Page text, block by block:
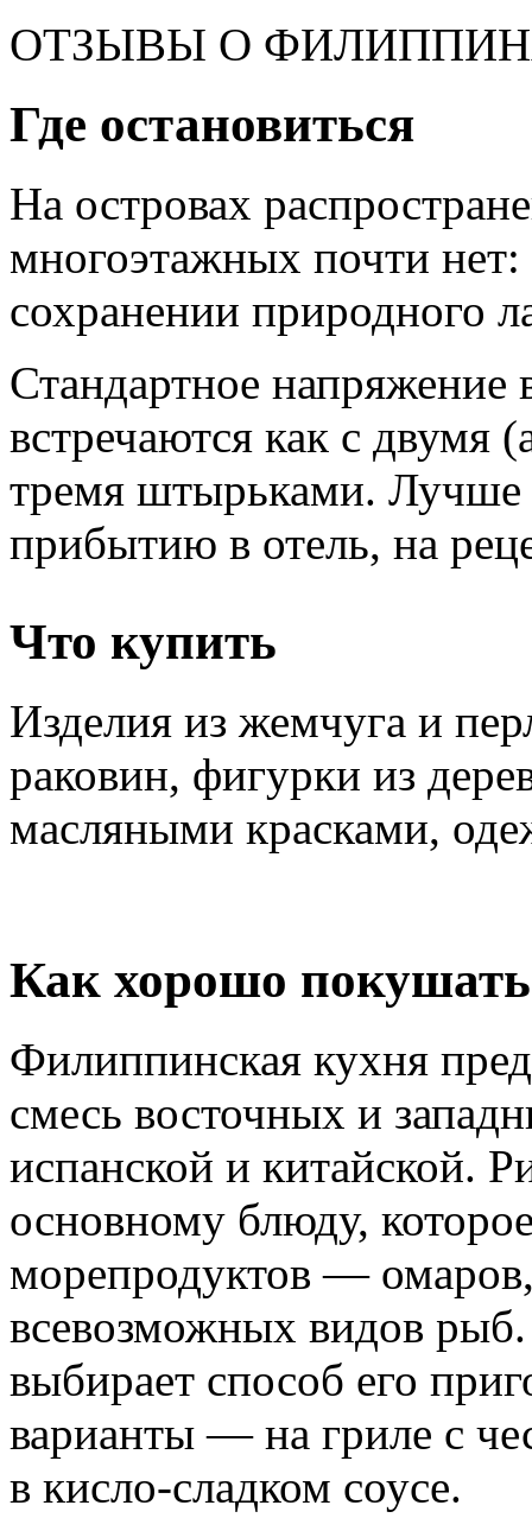
ОТЗЫВЫ О
Где остановиться
На островах
многоэтажных почти нет:
сохранении природного
Стандартное напряжение
встречаются как с двумя
тремя штырьками. Лучше
прибытию в отель, на
Что купить
Изделия из жемчуга и
раковин, фигурки из
масляными красками,
Как хорошо покушать
Филиппинская кухня
смесь восточных и
испанской и китайской.
основному блюду,
морепродуктов —
всевозможных видов
выбирает способ его
варианты — на гриле с
в кисло-сладком соусе.